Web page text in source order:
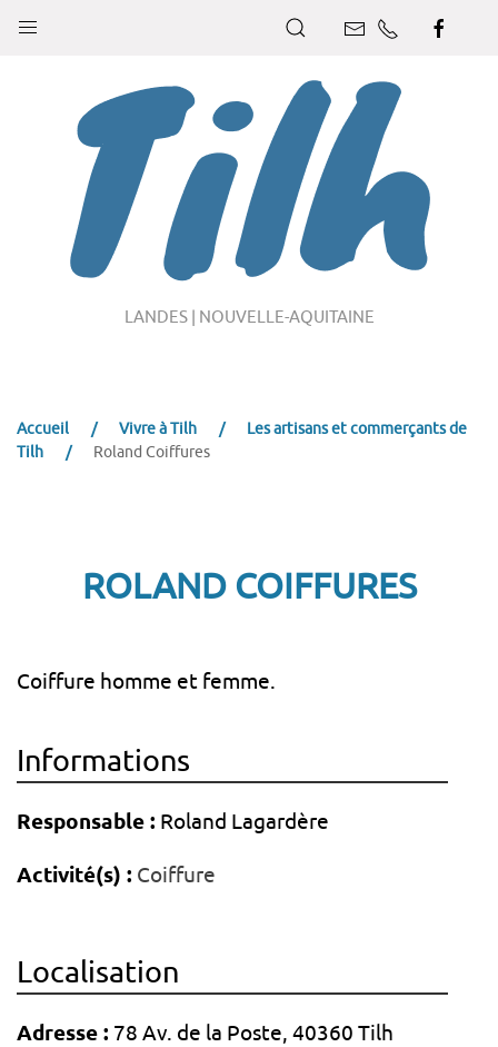
LANDES | NOUVELLE-AQUITAINE
Accueil Vivre à Tilh
Les artisans et commerçants de
Tilh
Roland Coiffures
ROLAND COIFFURES
Coiffure homme et femme.
Informations
Responsable : Roland Lagardère
Activité(s) : Coiffure
Localisation
Adresse : 78 Av. de la Poste, 40360 Tilh